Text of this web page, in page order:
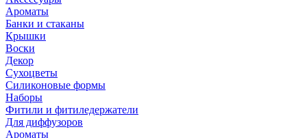
Ароматы
Банки и стаканы
Крышки
Воски
Декор
Сухоцветы
Силиконовые формы
Наборы
Фитили и фитиледержатели
Для диффузоров
Ароматы